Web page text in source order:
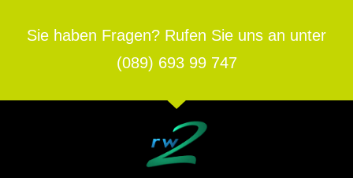
Sie haben Fragen? Rufen Sie uns an unter
(089) 693 99 747